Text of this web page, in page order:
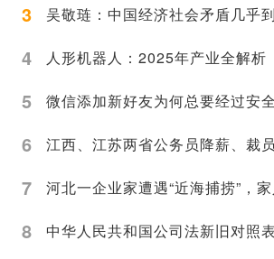
3 吴敬琏：中国经济社会矛盾几乎
4
5
6 江西、江苏两省公务员降薪、裁员
7
8